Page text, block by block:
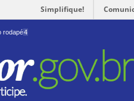
Simplifique!
rodapé4